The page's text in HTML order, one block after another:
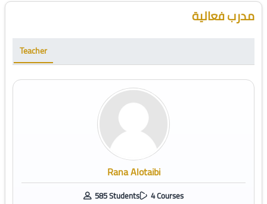
Blocks
Skip [Cocoon] Course Instructor مدرب فعالية
Teacher
Rana Alotaibi
585 Students 4 Courses